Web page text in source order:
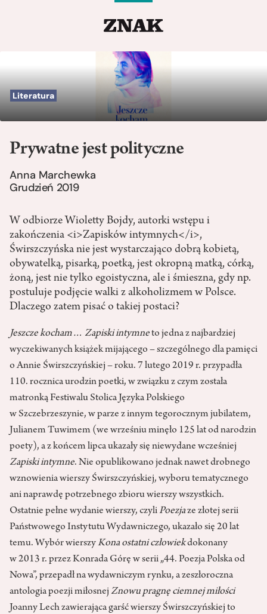
Literatura
Prywatne jest polityczne
Anna Marchewka
Grudzień 2019
W odbiorze Wioletty Bojdy, autorki wstępu i
zakończenia <i>Zapisków intymnych</i>,
Świrszczyńska nie jest wystarczająco dobrą kobietą,
obywatelką, pisarką, poetką, jest okropną matką, córką,
żoną, jest nie tylko egoistyczna, ale i śmieszna, gdy np.
postuluje podjęcie walki z alkoholizmem w Polsce.
Dlaczego zatem pisać o takiej postaci?
Jeszcze kocham… Zapiski intymneto jedna z najbardziej
wyczekiwanych książek mijającego – szczególnego dla pamięci
o Annie Świrszczyńskiej – roku. 7 lutego 2019 r. przypadła
110. rocznica urodzin poetki, w związku z czym została
matronką Festiwalu Stolica Języka Polskiego
w Szczebrzeszynie, w parze z innym tegorocznym jubilatem,
Julianem Tuwimem (we wrześniu minęło 125 lat od narodzin
poety), a z końcem lipca ukazały się niewydane wcześniej
Zapiski intymne. Nie opublikowano jednak nawet drobnego
wznowienia wierszy Świrszczyńskiej, wyboru tematycznego
ani naprawdę potrzebnego zbioru wierszy wszystkich.
Ostatnie pełne wydanie wierszy, czyliPoezjaze złotej serii
Państwowego Instytutu Wydawniczego, ukazało się 20 lat
temu. Wybór wierszyKona ostatni człowiekdokonany
w 2013 r. przez Konrada Górę w serii „44. Poezja Polska od
Nowa”, przepadł na wydawniczym rynku, a zeszłoroczna
antologia poezji miłosnej Znowu pragnę ciemnej miłości
Joanny Lech zawierająca garść wierszy Świrszczyńskiej to